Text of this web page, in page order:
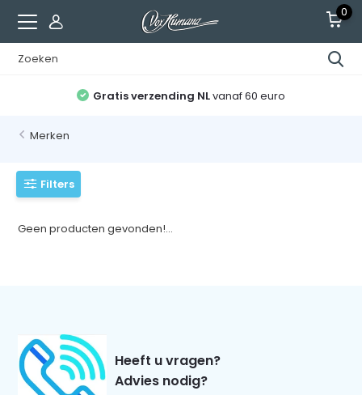
0
Gratis verzending NLvanaf 60 euro
Merken
Filters
Geen producten gevonden!...
Heeft u vragen?
Advies nodig?